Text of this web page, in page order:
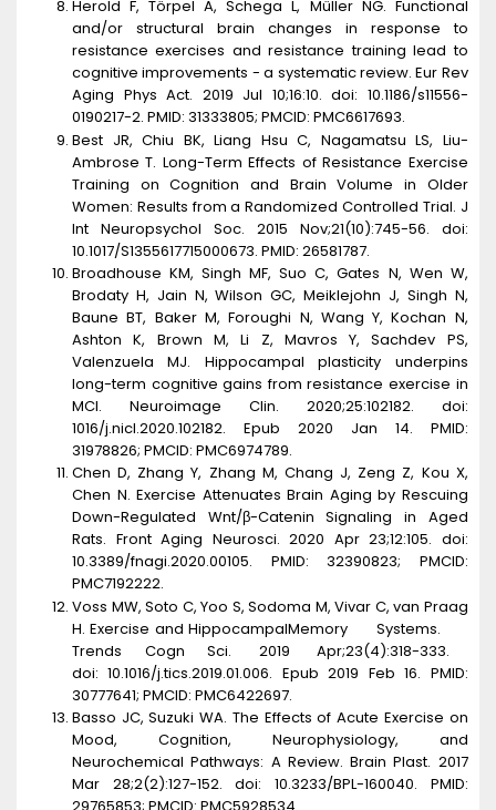
Herold F, Törpel A, Schega L, Müller NG. Functional
and/or structural brain changes in response to
resistance exercises and resistance training lead to
cognitive improvements - a systematic review. Eur Rev
Aging Phys Act. 2019 Jul 10;16:10. doi: 10.1186/s11556-
0190217-2. PMID: 31333805; PMCID: PMC6617693.
Best JR, Chiu BK, Liang Hsu C, Nagamatsu LS, Liu-
Ambrose T. Long-Term Effects of Resistance Exercise
Training on Cognition and Brain Volume in Older
Women: Results from a Randomized Controlled Trial. J
Int Neuropsychol Soc. 2015 Nov;21(10):745-56. doi:
10.1017/S1355617715000673. PMID: 26581787.
Broadhouse KM, Singh MF, Suo C, Gates N, Wen W,
Brodaty H, Jain N, Wilson GC, Meiklejohn J, Singh N,
Baune BT, Baker M, Foroughi N, Wang Y, Kochan N,
Ashton K, Brown M, Li Z, Mavros Y, Sachdev PS,
Valenzuela MJ. Hippocampal plasticity underpins
long-term cognitive gains from resistance exercise in
MCI. Neuroimage Clin. 2020;25:102182. doi:
1016/j.nicl.2020.102182. Epub 2020 Jan 14. PMID:
31978826; PMCID: PMC6974789.
Chen D, Zhang Y, Zhang M, Chang J, Zeng Z, Kou X,
Chen N. Exercise Attenuates Brain Aging by Rescuing
Down-Regulated Wnt/β-Catenin Signaling in Aged
Rats. Front Aging Neurosci. 2020 Apr 23;12:105. doi:
10.3389/fnagi.2020.00105. PMID: 32390823; PMCID:
PMC7192222.
Voss MW, Soto C, Yoo S, Sodoma M, Vivar C, van Praag
H. Exercise and HippocampalMemory Systems.
Trends Cogn Sci. 2019 Apr;23(4):318-333.
doi:10.1016/j.tics.2019.01.006. Epub 2019 Feb 16. PMID:
30777641; PMCID: PMC6422697.
Basso JC, Suzuki WA. The Effects of Acute Exercise on
Mood, Cognition, Neurophysiology, and
Neurochemical Pathways: A Review. Brain Plast. 2017
Mar 28;2(2):127-152. doi: 10.3233/BPL-160040. PMID: